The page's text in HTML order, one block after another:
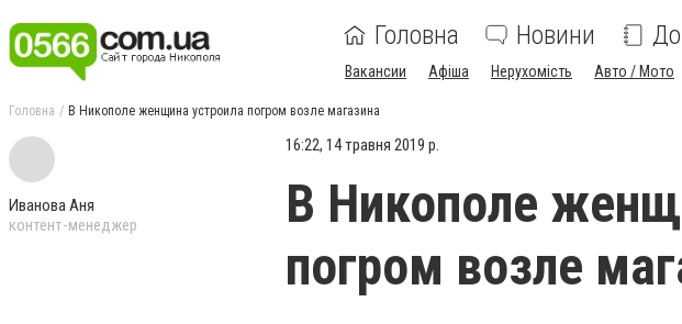
Головна Новини
Вакансии Афіша Нерухомість Авто / Мото
Головна В Никополе женщина устроила погром возле магазина
Иванова Аня
контент-менеджер
16:22, 14 травня 2019 р.
В Никополе
погром возле